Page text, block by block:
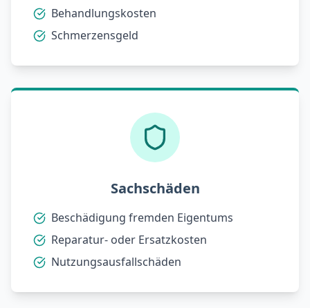
Behandlungskosten
Schmerzensgeld
Sachschäden
Beschädigung fremden Eigentums
Reparatur- oder Ersatzkosten
Nutzungsausfallschäden